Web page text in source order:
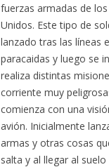
fuerzas armadas de
Unidos. Este tipo de
lanzado tras las líneas
paracaidas y luego se
realiza distintas
corriente muy
comienza con una
avión. Inicialmente
armas y otras cosas
salta y al llegar al